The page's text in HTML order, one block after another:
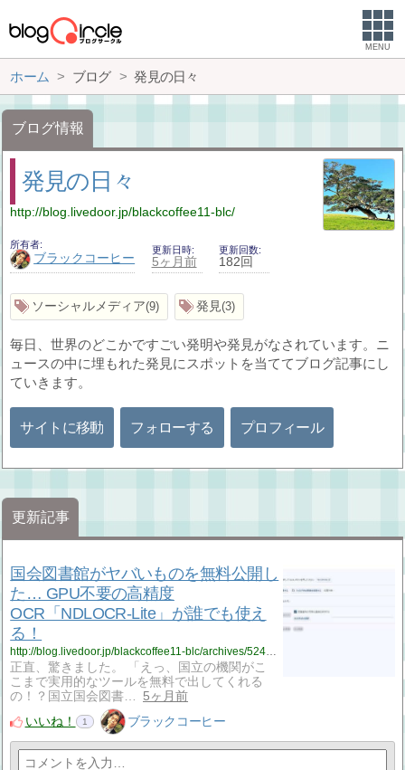
MENU
ホーム ブログ 発見の日々
ブログ情報
発見の日々
http://blog.livedoor.jp/blackcoffee11-blc/
所有者
ブラックコーヒー
更新日時
5ヶ月前
更新回数
182回
ソーシャルメディア 9 発見 3
毎日、世界のどこかですごい発明や発見がなされています。ニ
ュースの中に埋もれた発見にスポットを当ててブログ記事にし
ていきます。
サイトに移動 フォローする プロフィール
更新記事
国会図書館がヤバいものを無料公開し
た… GPU不要の高精度
OCR「NDLOCR-Lite」が誰でも使え
る！
正直、驚きました。 「えっ、国立の機関がこ
こまで実用的なツールを無料で出してくれる
の！？国立国会図書…
5ヶ月前
いいね！
1 ブラックコーヒー